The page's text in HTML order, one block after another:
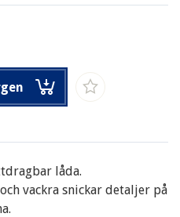
låda.
vackra snickar detaljer på